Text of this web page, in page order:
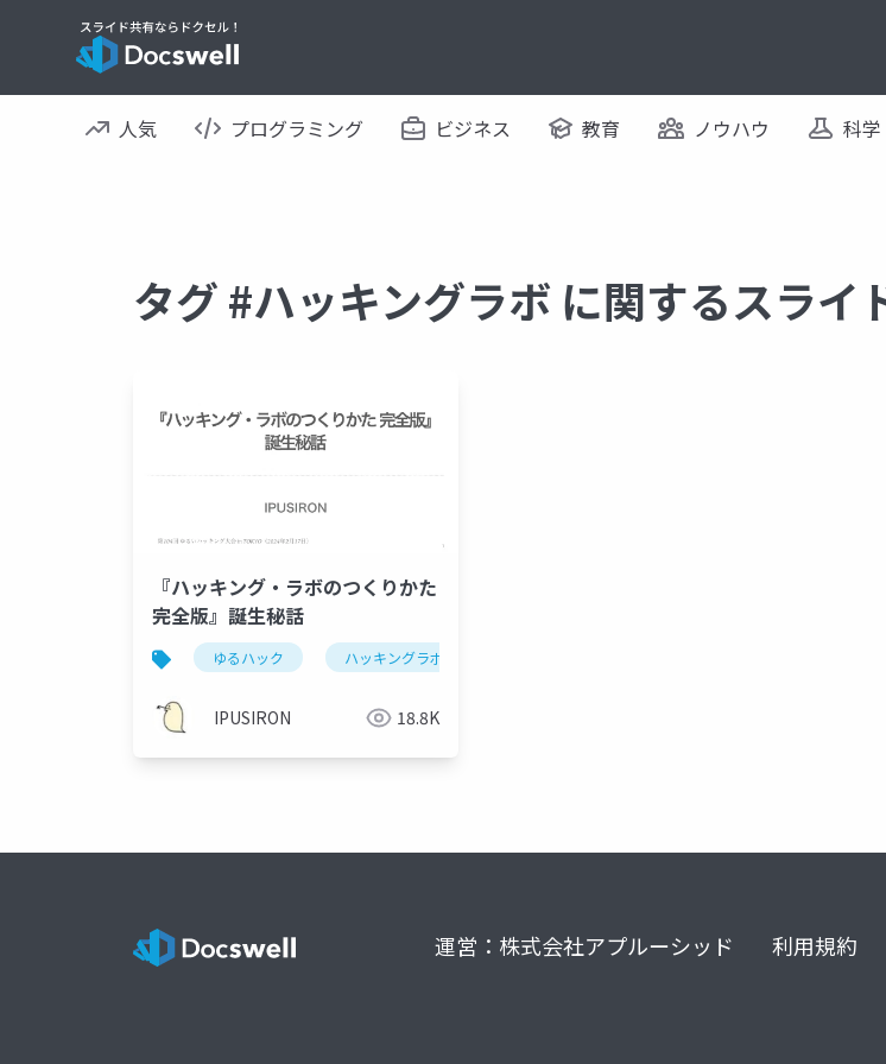
人気 プログラミング ビジネス 教育 ノウハウ 科
タグ #ハッキングラボ に関するスライ
『ハッキング・ラボのつくりかた
完全版』誕生秘話
ゆるハック ハッキングラボ
IPUSIRON 18.8K
運営：株式会社アプルーシッド 利用規約